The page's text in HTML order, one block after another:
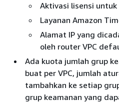
Aktivasi lisensi
Layanan Amazon
Alamat IP yang
oleh router VPC
Ada kuota jumlah grup
buat per VPC, jumlah
tambahkan ke setiap
grup keamanan yang